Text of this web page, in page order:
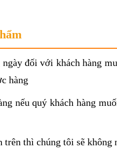
đối với khách hàng
hàng
nếu quý khách hàng
thì chúng tôi sẽ